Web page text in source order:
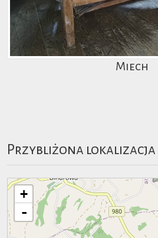
Miech
Przybliżona lokalizacja
+
-